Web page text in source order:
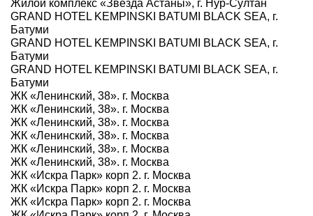
Жилой комплекс «Звезда Астаны», г. Нур-Султан
GRAND HOTEL KEMPINSKI BATUMI BLACK SEA, г.
Батуми
GRAND HOTEL KEMPINSKI BATUMI BLACK SEA, г.
Батуми
GRAND HOTEL KEMPINSKI BATUMI BLACK SEA, г.
Батуми
ЖК «Ленинский, 38». г. Москва
ЖК «Ленинский, 38». г. Москва
ЖК «Ленинский, 38». г. Москва
ЖК «Ленинский, 38». г. Москва
ЖК «Ленинский, 38». г. Москва
ЖК «Ленинский, 38». г. Москва
ЖК «Искра Парк» корп 2. г. Москва
ЖК «Искра Парк» корп 2. г. Москва
ЖК «Искра Парк» корп 2. г. Москва